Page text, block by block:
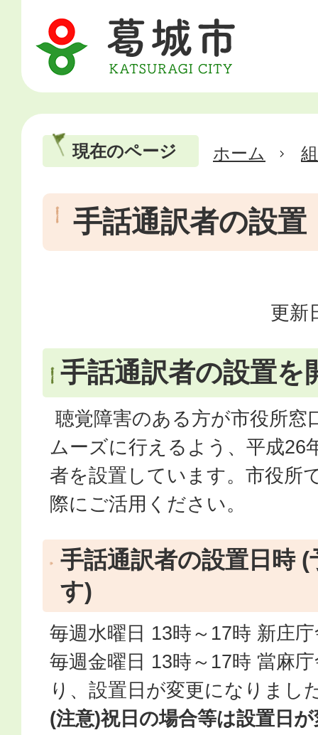
現在のページ ホーム
手話通訳者の設置
更新
手話通訳者の設置を
聴覚障害のある方が市役所窓
ムーズに行えるよう、平成26
者を設置しています。市役所
際にご活用ください。
手話通訳者の設置日時
す)
毎週水曜日 13時～17時 新庄
毎週金曜日 13時～17時 當麻
り、設置日が変更になりまし
(注意)祝日の場合等は設置日